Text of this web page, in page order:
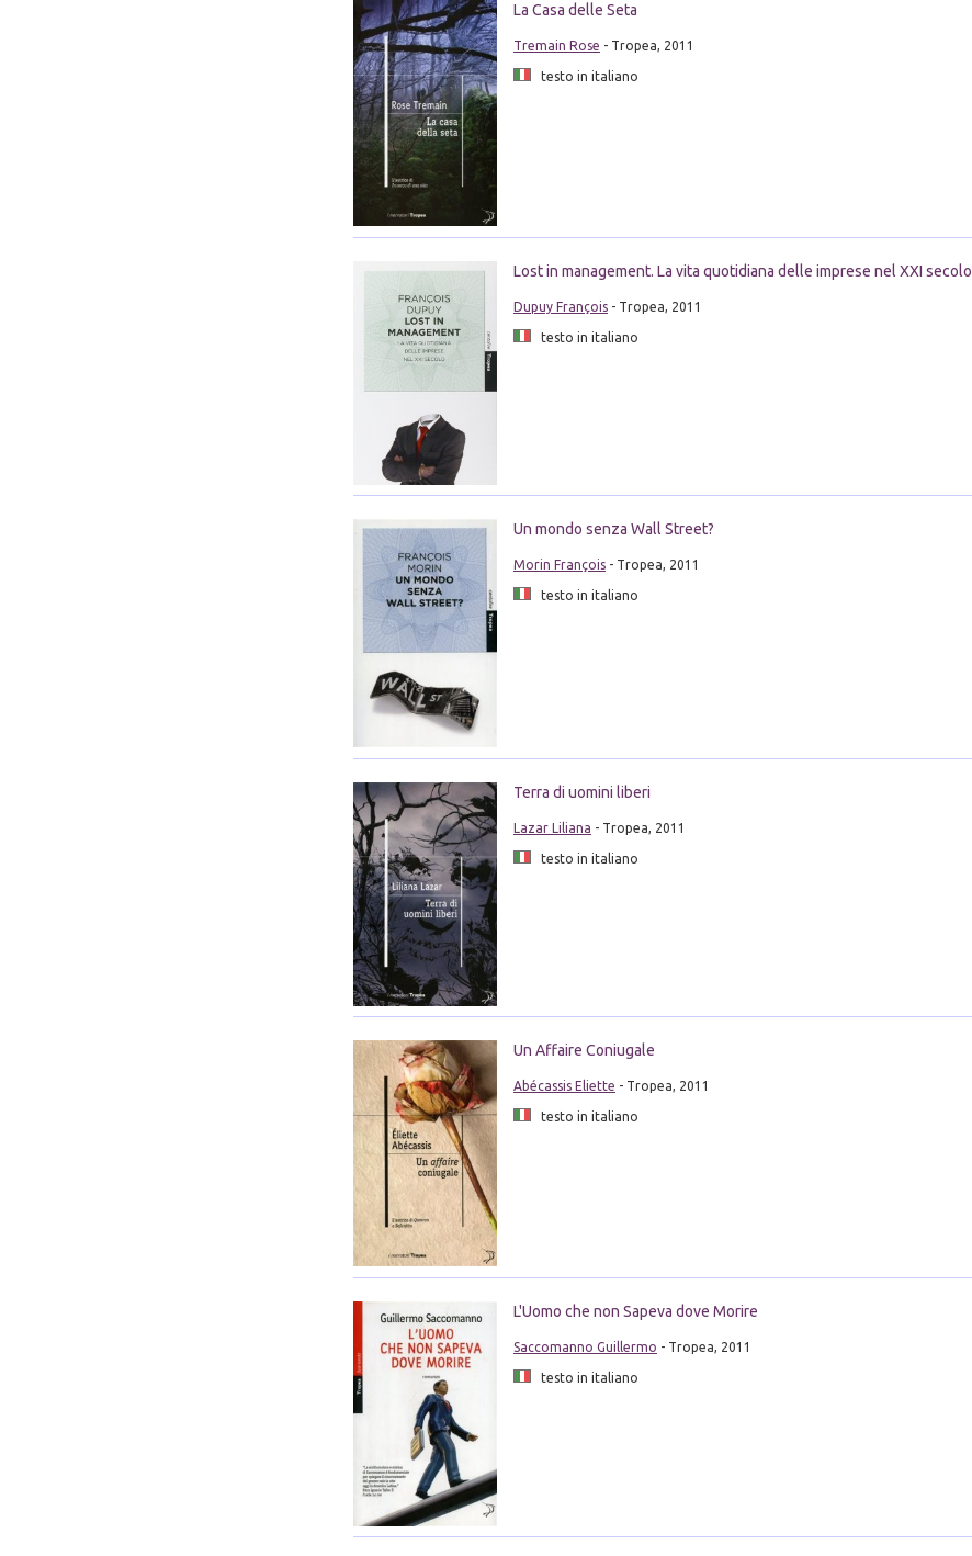
La Casa delle Seta
Tremain Rose - Tropea, 2011
testo in italiano
Lost in management. La vita quotidiana delle imprese nel XXI secolo
Dupuy François- Tropea, 2011
testo in italiano
Un mondo senza Wall Street?
Morin François- Tropea, 2011
testo in italiano
Terra di uomini liberi
Lazar Liliana - Tropea, 2011
testo in italiano
Un Affaire Coniugale
Abécassis Eliette - Tropea, 2011
testo in italiano
L'Uomo che non Sapeva dove Morire
Saccomanno Guillermo - Tropea, 2011
testo in italiano